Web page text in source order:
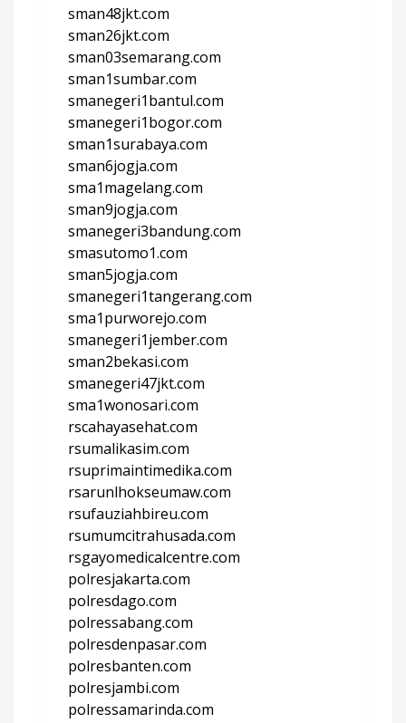
sman48jkt.com
sman26jkt.com
sman03semarang.com
sman1sumbar.com
smanegeri1bantul.com
smanegeri1bogor.com
sman1surabaya.com
sman6jogja.com
sma1magelang.com
sman9jogja.com
smanegeri3bandung.com
smasutomo1.com
sman5jogja.com
smanegeri1tangerang.com
sma1purworejo.com
smanegeri1jember.com
sman2bekasi.com
smanegeri47jkt.com
sma1wonosari.com
rscahayasehat.com
rsumalikasim.com
rsuprimaintimedika.com
rsarunlhokseumaw.com
rsufauziahbireu.com
rsumumcitrahusada.com
rsgayomedicalcentre.com
polresjakarta.com
polresdago.com
polressabang.com
polresdenpasar.com
polresbanten.com
polresjambi.com
polressamarinda.com